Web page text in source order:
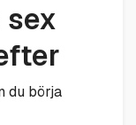
sex
du börja